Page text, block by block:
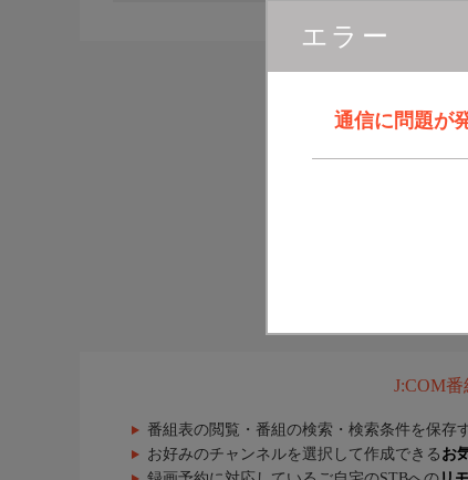
エラー
通信に問題が
J:COM
番組表の閲覧・番組の検索・検索条件を保存
お好みのチャンネルを選択して作成できる お